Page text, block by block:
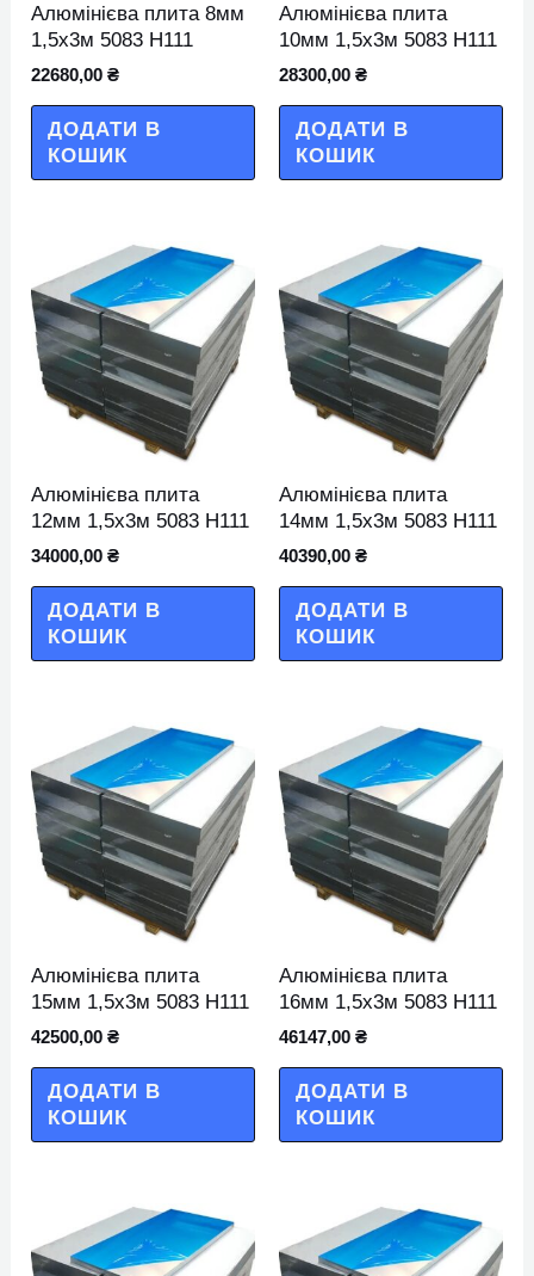
Алюмінієва плита 8мм
1,5х3м 5083 Н111
22680,00₴
ДОДАТИ В
КОШИК
Алюмінієва плита
10мм 1,5х3м 5083 Н111
28300,00 ₴
ДОДАТИ В
КОШИК
Алюмінієва плита
12мм 1,5х3м 5083 Н111
34000,00₴
ДОДАТИ В
КОШИК
Алюмінієва плита
14мм 1,5х3м 5083 Н111
40390,00 ₴
ДОДАТИ В
КОШИК
Алюмінієва плита
15мм 1,5х3м 5083 Н111
42500,00₴
ДОДАТИ В
КОШИК
Алюмінієва плита
16мм 1,5х3м 5083 Н111
46147,00 ₴
ДОДАТИ В
КОШИК